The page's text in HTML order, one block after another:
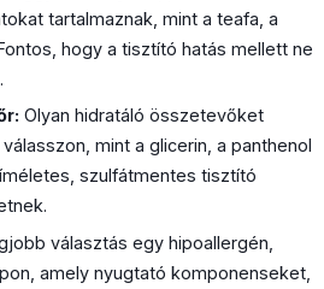
tartalmaznak, mint a teafa, a
hogy a tisztító hatás mellett ne
Olyan hidratáló összetevőket
mint a glicerin, a panthenol
szulfátmentes tisztító
választás egy hipoallergén,
amely nyugtató komponenseket,